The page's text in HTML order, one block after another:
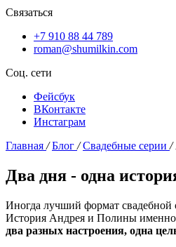
Связаться
+7 910 88 44 789
roman@shumilkin.com
Соц. сети
Фейсбук
ВКонтакте
Инстаграм
Главная / Блог / Свадебные серии /
Два дня - одна
Иногда лучший формат свадебной
История Андрея и Полины именно
два разных настроения, одна